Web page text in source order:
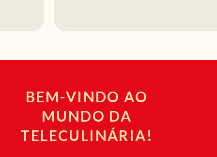
BEM-VINDO AO
MUNDO DA
TELECULINÁRIA!